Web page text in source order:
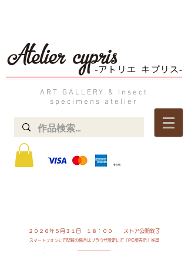
ART GALLERY & Insect
specimens atelier
２０２６ 年５ 月３１日 １８：００ ストア公開終了
スマートフォンにて閲覧の場合はブラウザ設定にて「PC版表示」推奨